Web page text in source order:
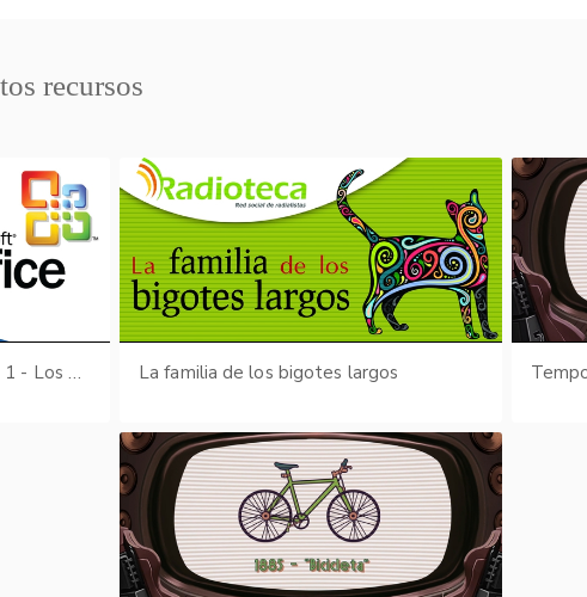
recursos
Actividades para el aula - EGB 1 - Los Animales (Sopa de letras: Los animales) parte II de III La familia de los bigotes largos